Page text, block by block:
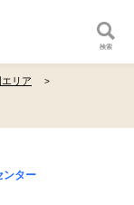
検索
リア
ター